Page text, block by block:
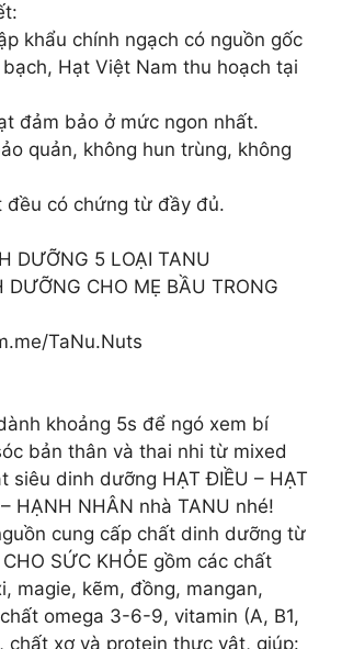
khẩu chính ngạch có nguồn gốc
Hạt Việt Nam thu hoạch tại
đảm bảo ở mức ngon nhất.
quản, không hun trùng, không
đều có chứng từ đầy đủ.
DƯỠNG 5 LOẠI TANU
DƯỠNG CHO MẸ BẦU TRONG
TaNu.Nuts
khoảng 5s để ngó xem bí
bản thân và thai nhi từ mixed
siêu dinh dưỡng HẠT ĐIỀU – HẠT
HẠNH NHÂN nhà TANU nhé!
cung cấp chất dinh dưỡng từ
SỨC KHỎE gồm các chất
magie, kẽm, đồng, mangan,
omega 3-6-9, vitamin (A, B1,
chất xơ và protein thực vật, giúp: